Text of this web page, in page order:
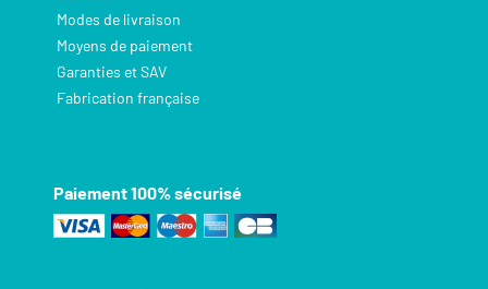
Modes de livraison
Moyens de paiement
Garanties et SAV
Fabrication française
Paiement 100% sécurisé